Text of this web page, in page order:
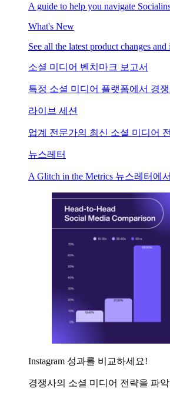
A guide to help you navigate
What's New
See all the latest product changes
소셜 미디어 벤치마크 보고서
특정 소셜 미디어 플랫폼에서 경
라이브 세션
업계 전문가의 최신 소셜 미디어
뉴스레터
A Glitch in the Metrics 뉴스레터
Instagram 성과를 비교하세요!
경쟁사의 소셜 미디어 전략을 파